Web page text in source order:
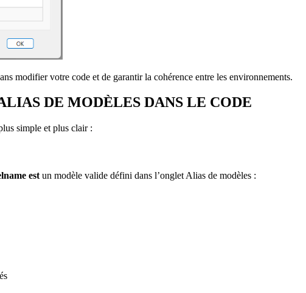
modifier votre code et de garantir la cohérence entre les environnements.
DE MODÈLES DANS LE CODE
simple et plus clair :
est un modèle valide défini dans l’onglet Alias de modèles :